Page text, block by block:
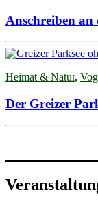
Anschreiben an
Heimat & Natur,
Der Greizer